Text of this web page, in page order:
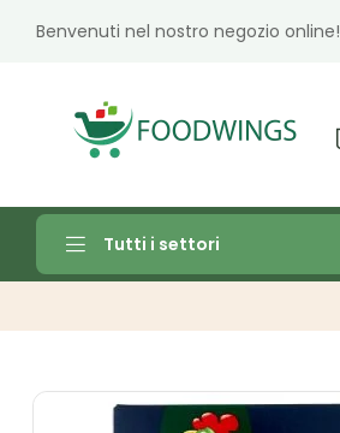
Benvenuti nel nostro negozio online!
Tutti i settori